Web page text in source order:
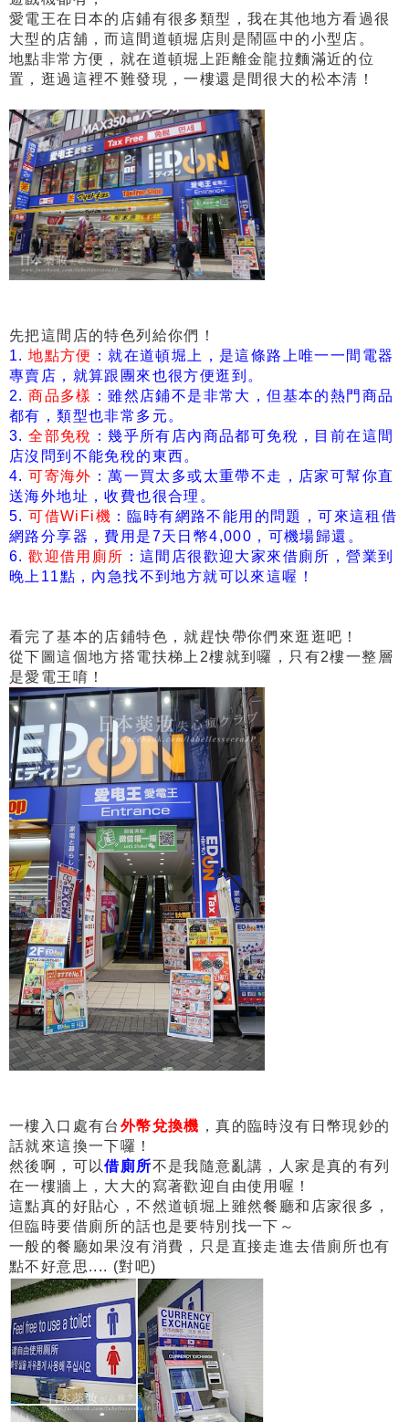
愛電王在日本的店鋪有很多類型，我在其他地方看過很
大型的店舖，而這間道頓堀店則是鬧區中的小型店。
地點非常方便，就在道頓堀上距離金龍拉麵滿近的位
置，逛過這裡不難發現，一樓還是間很大的松本清！
先把這間店的特色列給你們！
1.地點方便 ：就在道頓堀上，是這條路上唯一一間電器
專賣店，就算跟團來也很方便逛到。
2.商品多樣 ：雖然店鋪不是非常大，但基本的熱門商品
都有，類型也非常多元。
3.全部免稅 ：幾乎所有店內商品都可免稅，目前在這間
店沒問到不能免稅的東西。
4.可寄海外 ：萬一買太多或太重帶不走，店家可幫你直
送海外地址，收費也很合理。
5.可借WiFi機 ：臨時有網路不能用的問題，可來這租借
網路分享器，費用是7天日幣4,000，可機場歸還。
6.歡迎借用廁所 ：這間店很歡迎大家來借廁所，營業到
晚上11點，內急找不到地方就可以來這喔！
看完了基本的店鋪特色，就趕快帶你們來逛逛吧！
從下圖這個地方搭電扶梯上2樓就到囉，只有2樓一整層
是愛電王唷！
一樓入口處有台 外幣兌換機 ，真的臨時沒有日幣現鈔的
話就來這換一下囉！
然後啊，可以借廁所不是我隨意亂講，人家是真的有列
在一樓牆上，大大的寫著歡迎自由使用喔！
這點真的好貼心，不然道頓堀上雖然餐廳和店家很多，
但臨時要借廁所的話也是要特別找一下～
一般的餐廳如果沒有消費，只是直接走進去借廁所也有
點不好意思.... (對吧)